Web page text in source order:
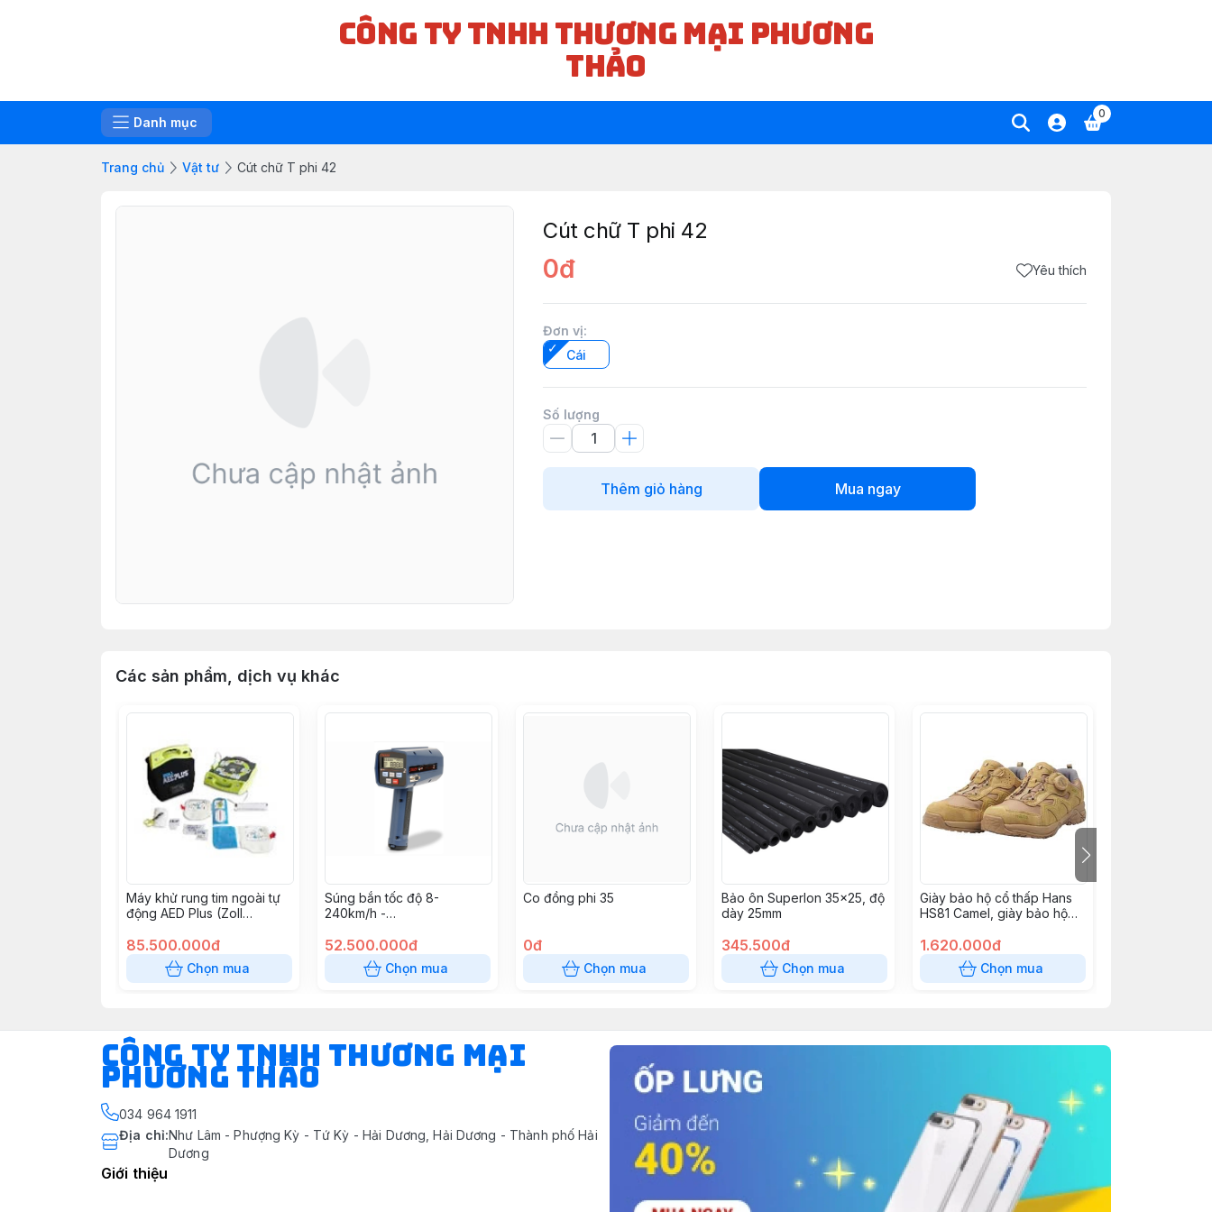
CÔNG TY TNHH THƯƠNG MẠI PHƯƠNG
THẢO
Danh mục
0
Trang chủ Vật tư Cút chữ T phi 42
Cút chữ T phi 42
0đ Yêu thích
Đơn vị:
Cái
Số lượng
Thêm giỏ hàng Mua ngay
Các sản phẩm, dịch vụ khác
Máy khử rung tim ngoài tự
động AED Plus (Zoll
85.500.000đ
Chọn mua
Súng bắn tốc độ 8-
240km/h -
52.500.000đ
Chọn mua
Co đồng phi 35
0đ
Chọn mua
Bảo ôn Superlon 35x25, độ
dày 25mm
345.500đ
Chọn mua
Giày bảo hộ cổ thấp Hans
HS81 Camel, giày bảo hộ
cấp Hàn Quốc
(225~290mm/300mm)
1.620.000đ
Chọn mua
CÔNG TY TNHH THƯƠNG MẠI
PHƯƠNG THẢO
034 964 1911
Địa chỉ:Như Lâm - Phượng Kỳ - Tứ Kỳ - Hải Dương, Hải Dương - Thành phố Hải
Dương
Giới thiệu